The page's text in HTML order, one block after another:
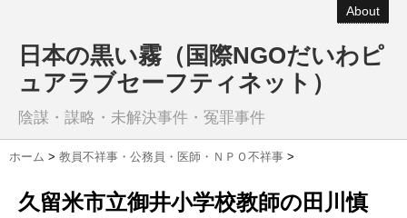
About
日本の黒い霧（国際NGOだいわピ
ュアラブセーフティネット）
陰謀・謀略・未解決事件・冤罪事件
ホーム > 教員不祥事・公務員・医師・ＮＰＯ不祥事 >
久留米市立御井小学校教師の田川慎